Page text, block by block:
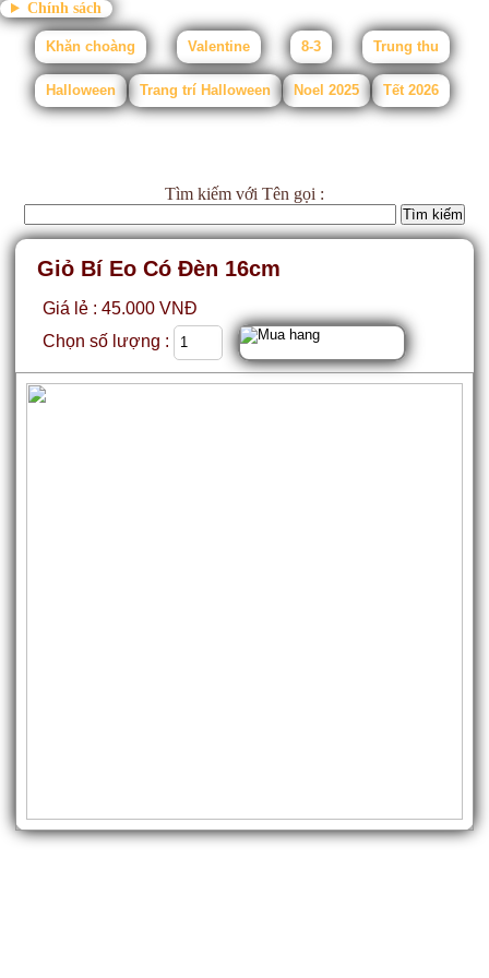
Chính sách
Khăn choàng Valentine 8-3 Trung thu
Halloween Trang trí Halloween Noel 2025 Tết 2026
Tìm kiếm với Tên gọi :
Giỏ Bí Eo Có Đèn 16cm
Giá lẻ : 45.000 VNĐ
Chọn số lượng :